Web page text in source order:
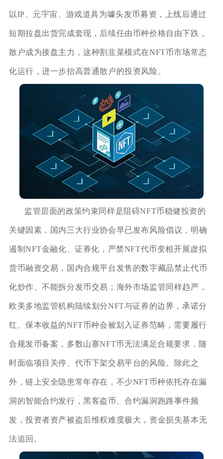
以IP、元宇宙、游戏道具为噱头发币募资，上线后通过
短期拉盘出货完成套现，后续任由币种价格自由下跌，
散户成为接盘主力，这种割韭菜模式在NFT币市场常态
化运行，进一步抬高普通散户的投资风险。
监管层面的政策约束同样是阻碍NFT币稳健投资的
关键因素，国内三大行业协会早已发布风险倡议，明确
遏制NFT金融化、证券化，严禁NFT代币变相开展虚拟
货币融资交易，国内合规平台发售的数字藏品禁止代币
化炒作、不能拆分发币交易；海外市场监管同样趋严，
欧美多地监管机构陆续划分NFT与证券的边界，承诺分
红、保本收益的NFT币种会被划入证券范畴，需要履行
合规发币备案，多数山寨NFT币无法满足合规要求，随
时面临项目关停、代币下架交易平台的风险。除此之
外，链上安全隐患常年存在，不少NFT币种依托存在漏
洞的智能合约发行，黑客盗币、合约漏洞跑路事件频
发，投资者资产被盗后维权难度极大，资金损失基本无
法追回。